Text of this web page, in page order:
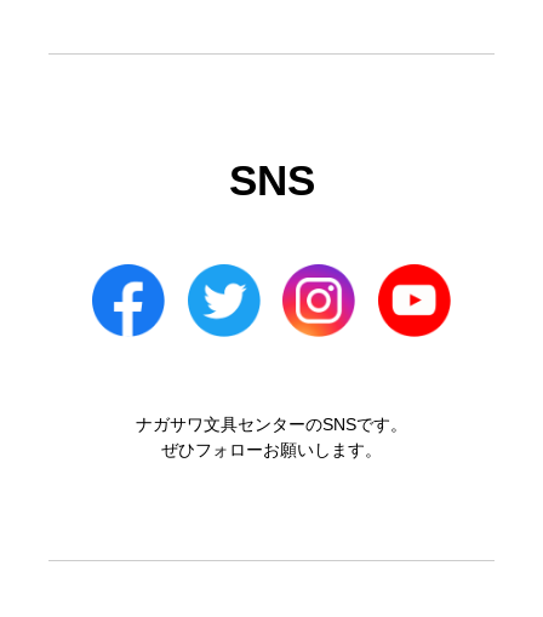
SNS
ナガサワ文具センターのSNSです。
ぜひフォローお願いします。